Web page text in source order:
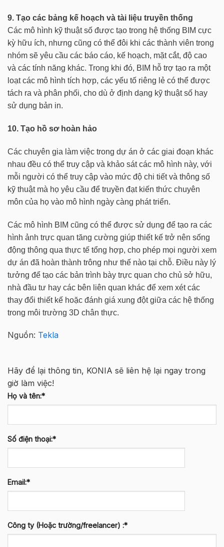
9. Tạo các bảng kế hoạch và tài liệu truyền thống
Các mô hình kỹ thuật số được tạo trong hệ thống BIM cực
kỳ hữu ích, nhưng cũng có thể đôi khi các thành viên trong
nhóm sẽ yêu cầu các báo cáo, kế hoạch, mặt cắt, độ cao
và các tính năng khác. Trong khi đó, BIM hỗ trợ tạo ra một
loạt các mô hình tích hợp, các yếu tố riêng lẻ có thể được
tách ra và phân phối, cho dù ở định dạng kỹ thuật số hay
sử dụng bản in.
10. Tạo hồ sơ hoàn hảo
Các chuyên gia làm việc trong dự án ở các giai đoạn khác
nhau đều có thể truy cập và khảo sát các mô hình này, với
mỗi người có thể truy cập vào mức độ chi tiết và thông số
kỹ thuật mà họ yêu cầu để truyền đạt kiến thức chuyên
môn của họ vào mô hình ngày càng phát triển.
Các mô hình BIM cũng có thể được sử dụng để tạo ra các
hình ảnh trực quan tăng cường giúp thiết kế trở nên sống
động thông qua thực tế tổng hợp, cho phép mọi người xem
dự án đã hoàn thành trông như thế nào tại chỗ. Điều này lý
tưởng để tạo các bản trình bày trực quan cho chủ sở hữu,
nhà đầu tư hay các bên liên quan khác để xem xét các
thay đổi thiết kế hoặc đánh giá xung đột giữa các hệ thống
trong môi trường 3D chân thực.
Nguồn: Tekla
Hãy để lại thông tin, KONIA sẽ liên hệ lại ngay trong
giờ làm việc!
Họ và tên:*
Số điện thoại:*
Email:*
Công ty (Hoặc trường/freelancer) :*